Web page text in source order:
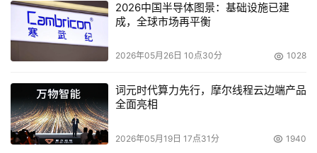
EMC把增长型企业定义为存储采购金额在200万元~800
万元的企业。在这个范围内，EMC已在全国圈定了约800家
为此，今年1~3月，EMC在全国10个城市展开“信息存储
整合，助力增长型企业”的巡展，同时在10个城市里广泛招
2026中国半导体图景：基础设施已建
成，全球市场再平衡
2026年05月26日 10点30分 1028
词元时代算力先行，摩尔线程云边端产品
全面亮相
2026年05月19日 17点31分 1940